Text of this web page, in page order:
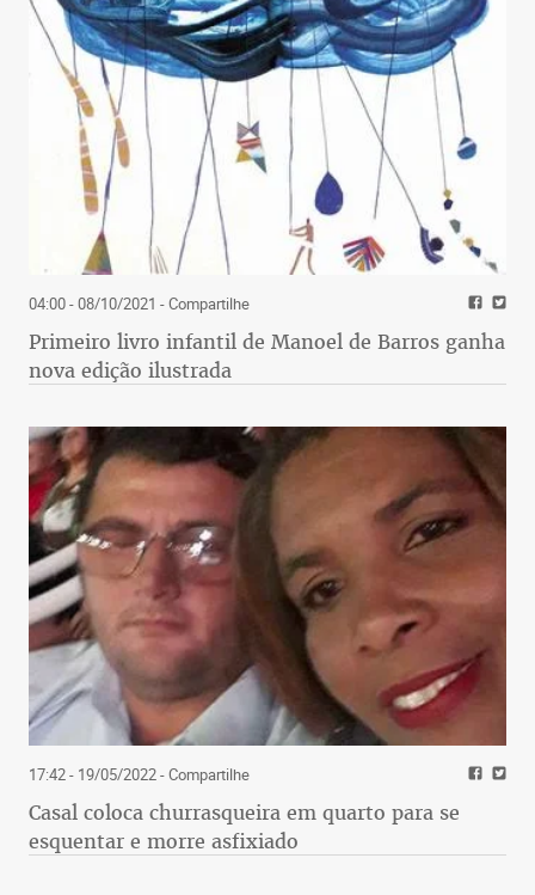
04:00 - 08/10/2021 - Compartilhe
Primeiro livro infantil de Manoel de Barros ganha
nova edição ilustrada
17:42 - 19/05/2022- Compartilhe
Casal coloca churrasqueira em quarto para se
esquentar e morre asfixiado